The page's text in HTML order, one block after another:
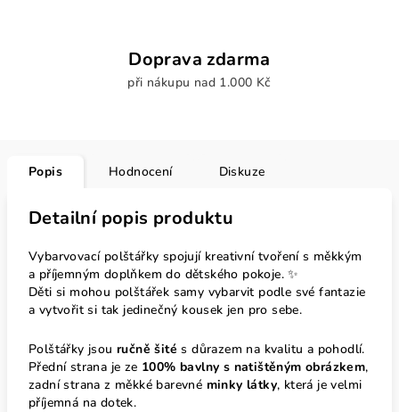
Doprava zdarma
při nákupu nad 1.000 Kč
Popis Hodnocení Diskuze
Detailní popis produktu
Vybarvovací polštářky spojují kreativní tvoření s měkkým
a příjemným doplňkem do dětského pokoje. ✨
Děti si mohou polštářek samy vybarvit podle své fantazie
a vytvořit si tak jedinečný kousek jen pro sebe.
Polštářky jsou ručně šité s důrazem na kvalitu a pohodlí.
Přední strana je ze 100% bavlny s natištěným obrázkem,
zadní strana z měkké barevné minky látky, která je velmi
příjemná na dotek.